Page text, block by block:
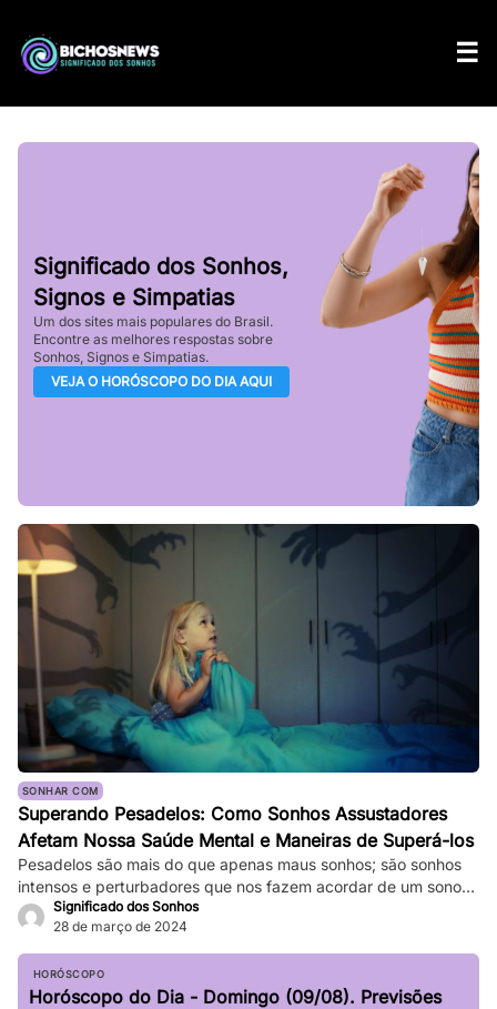
Significado dos Sonhos,
Signos e Simpatias
Um dos sites mais populares do Brasil.
Encontre as melhores respostas sobre
Sonhos, Signos e Simpatias.
VEJA O HORÓSCOPO DO DIA AQUI
SONHAR COM
Superando Pesadelos: Como Sonhos Assustadores
Afetam Nossa Saúde Mental e Maneiras de Superá-los
Pesadelos são mais do que apenas maus sonhos; são sonhos
intensos e perturbadores que nos fazem acordar de um sono
profundo. Eles podem ser tão vívidos e assustadores que
fazem nosso coração bater forte, e a sensação de medo
persiste mesmo depois de acordarmos. Enquanto pesadelos
ocasionais são comuns, ocorrências frequentes podem
impactar significativamente nossa […]
Significado dos Sonhos
28 de março de 2024
HORÓSCOPO
Horóscopo do Dia - Domingo (09/08). Previsões